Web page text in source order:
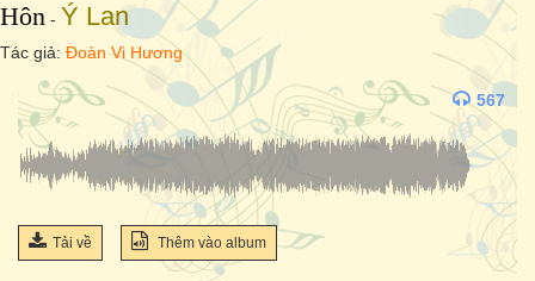
Hôn - Ý Lan
Tác giả: Đoàn Vi Hương
567
Tải về Thêm vào album